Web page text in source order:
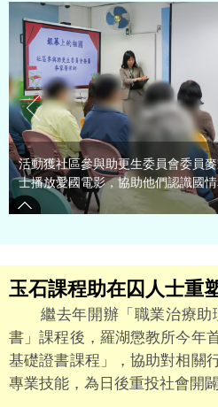
活動獲社區參與助更生委員會委員
士播放愛國電影，協助他們認識國情
玉石課程助在囚人士重
繼去年開辦「職業治療助
書」課程後，羅湖懲教所今年
基礎證書課程」，協助對相關
專業技能，為日後重投社會開闢